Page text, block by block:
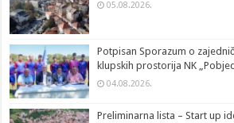
05.08.2026.
Potpisan Sporazum o
klupskih prostorija NK
04.08.2026.
Preliminarna lista – Start up